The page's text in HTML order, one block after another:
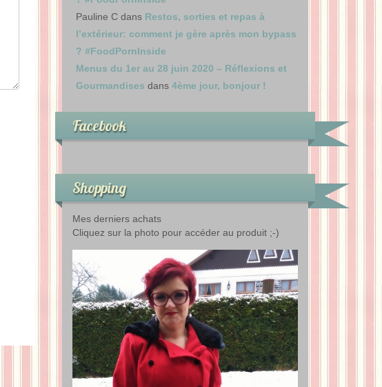
Pauline Cdans Restos, sorties et repas à
l’extérieur: comment je gère après mon bypass
? #FoodPornInside
Menus du 1er au 28 juin 2020 – Réflexions et
Gourmandises dans 4ème jour, bonjour !
Facebook
Shopping
Mes derniers achats
Cliquez sur la photo pour accéder au produit ;-)